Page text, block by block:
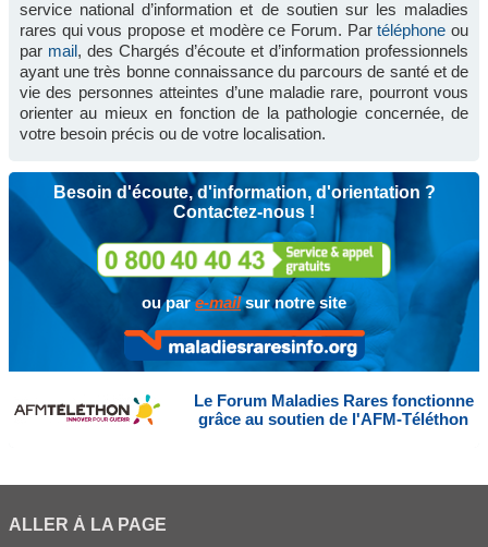
service national d’information et de soutien sur les maladies
rares qui vous propose et modère ce Forum. Partéléphone ou
par mail, des Chargés d’écoute et d’information professionnels
ayant une très bonne connaissance du parcours de santé et de
vie des personnes atteintes d’une maladie rare, pourront vous
orienter au mieux en fonction de la pathologie concernée, de
votre besoin précis ou de votre localisation.
Besoin d'écoute, d'information, d'orientation ?
Contactez-nous !
ou pare-mailsur notre site
Le Forum Maladies Rares fonctionne
grâce au soutien de l'AFM-Téléthon
ALLER À LA PAGE